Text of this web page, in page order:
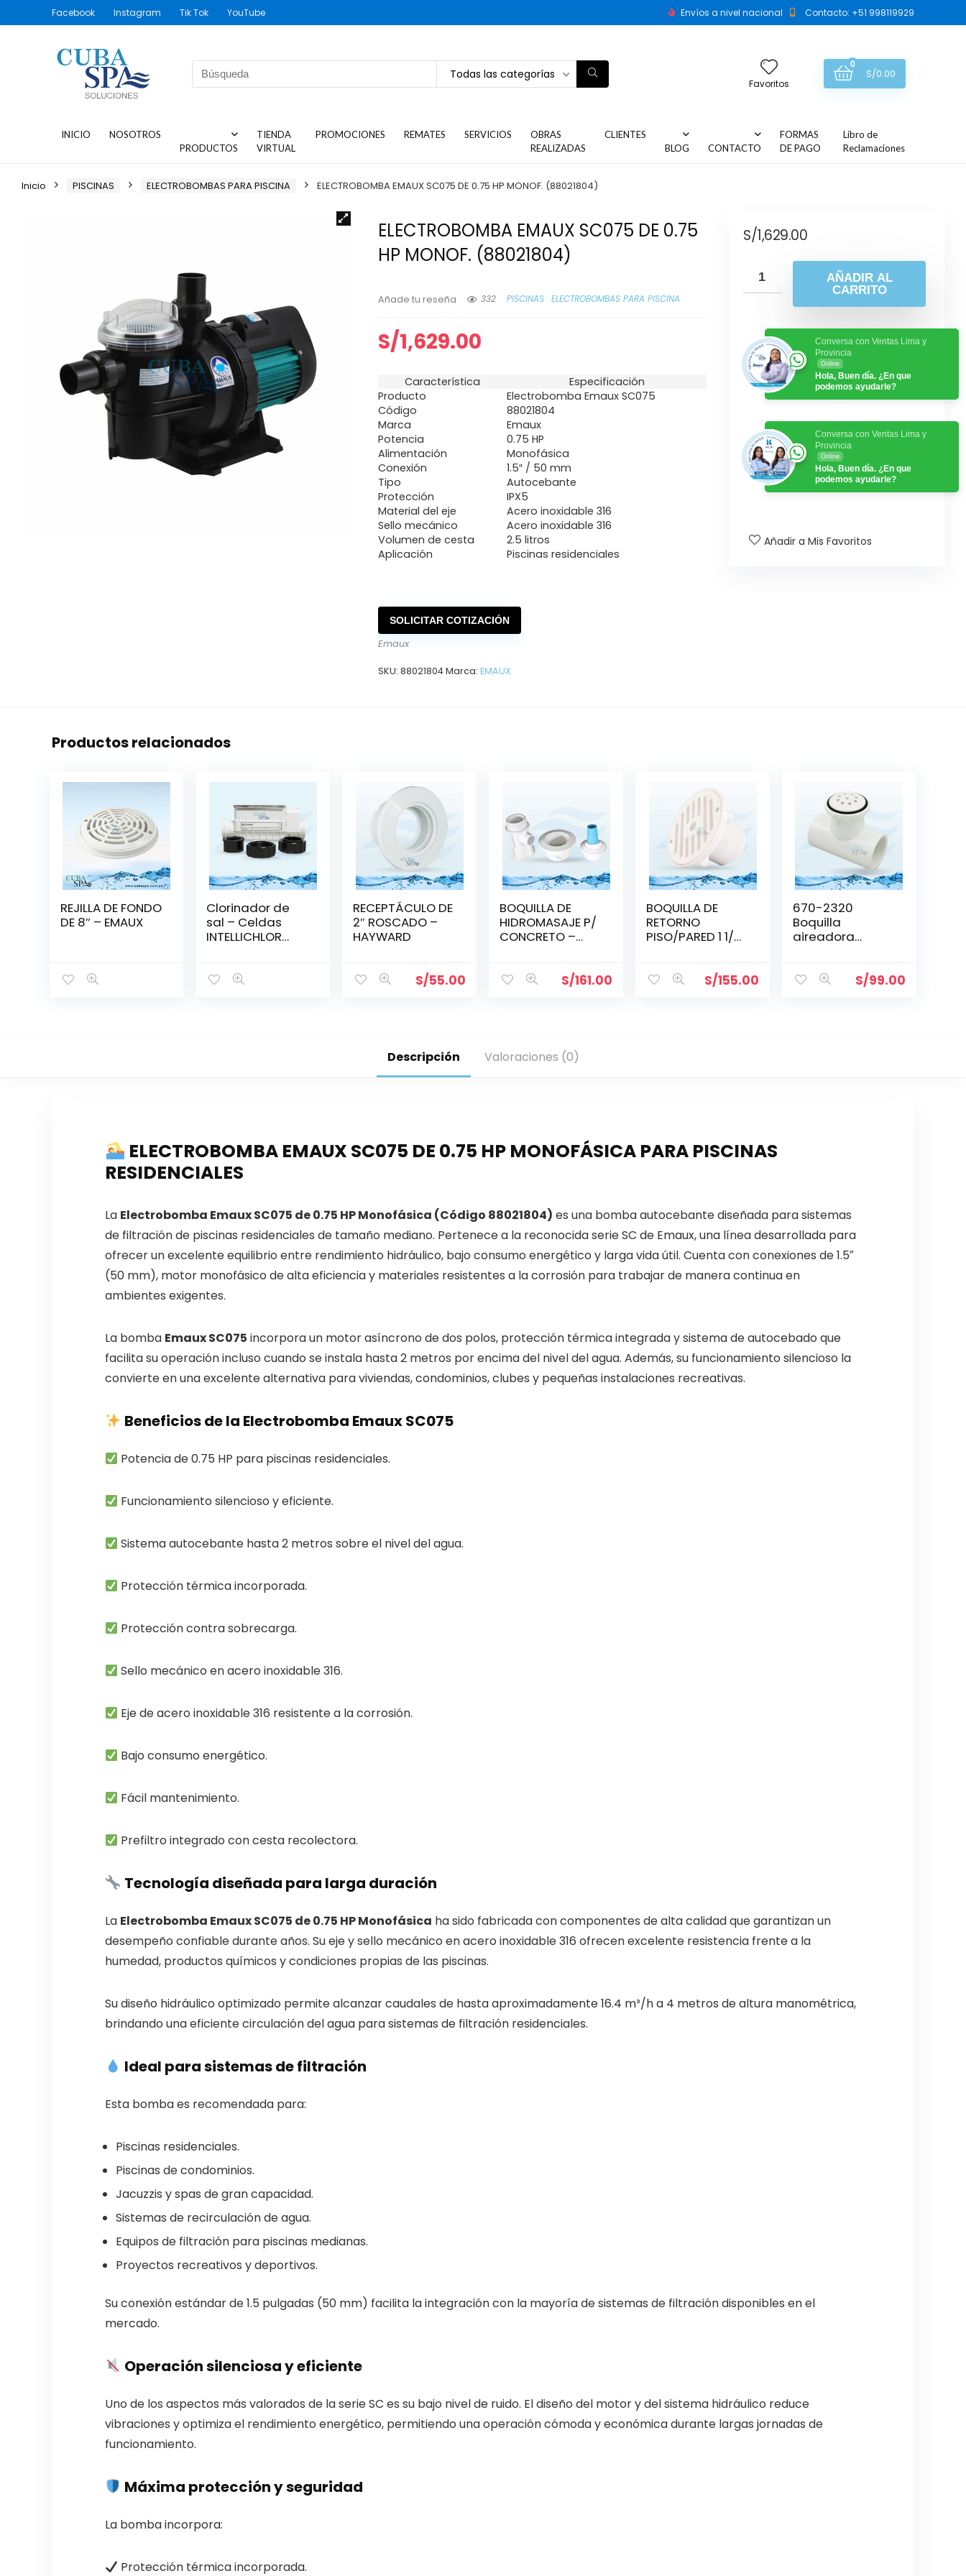
Facebook Instagram Tik Tok YouTube Envíos a nivel nacional Contacto: +51 998119929
Todas las categorías
Favoritos
0
S/0.00
INICIO
NOSOTROS
PRODUCTOS
TIENDA
VIRTUAL
PROMOCIONES REMATES SERVICIOS
OBRAS
REALIZADAS
CLIENTES
BLOG
CONTACTO
FORMAS
DE PAGO
Libro de
Reclamaciones
Inicio PISCINAS ELECTROBOMBAS PARA PISCINA ELECTROBOMBA EMAUX SC075 DE 0.75 HP MONOF. (88021804)
ELECTROBOMBA EMAUX SC075 DE 0.75
HP MONOF. (88021804)
Añade tu reseña 332 PISCINAS ELECTROBOMBAS PARA PISCINA
S/1,629.00
Característica
Especificación
Producto
Electrobomba Emaux SC075
Código
88021804
Marca
Emaux
Potencia
0.75 HP
Alimentación
Monofásica
Conexión
1.5″ / 50 mm
Tipo
Autocebante
Protección
IPX5
Material del eje
Acero inoxidable 316
Sello mecánico
Acero inoxidable 316
Volumen de cesta
2.5 litros
Aplicación
Piscinas residenciales
SOLICITAR COTIZACIÓN
Emaux
SKU:88021804Marca:EMAUX
S/1,629.00
AÑADIR AL
CARRITO
Conversa con Ventas Lima y
Provincia
Online
Hola, Buen día. ¿En que
podemos ayudarle?
Conversa con Ventas Lima y
Provincia
Online
Hola, Buen día. ¿En que
podemos ayudarle?
Añadir a Mis Favoritos
Productos relacionados
REJILLA DE FONDO
DE 8″ – EMAUX
Clorinador de
sal – Celdas
INTELLICHLOR
RECEPTÁCULO DE
2″ ROSCADO –
HAYWARD
S/55.00
BOQUILLA DE
HIDROMASAJE P/
CONCRETO –
S/161.00
BOQUILLA DE
RETORNO
PISO/PARED 1 1/2
S/155.00
670-2320
Boquilla
aireadora
S/99.00
Descripción Valoraciones (0)
ELECTROBOMBA EMAUX SC075 DE 0.75 HP MONOFÁSICA PARA PISCINAS
RESIDENCIALES
La Electrobomba Emaux SC075 de 0.75 HP Monofásica (Código 88021804) es una bomba autocebante diseñada para sistemas
de filtración de piscinas residenciales de tamaño mediano. Pertenece a la reconocida serie SC de Emaux, una línea desarrollada para
ofrecer un excelente equilibrio entre rendimiento hidráulico, bajo consumo energético y larga vida útil. Cuenta con conexiones de 1.5″
(50 mm), motor monofásico de alta eficiencia y materiales resistentes a la corrosión para trabajar de manera continua en
ambientes exigentes.
La bomba Emaux SC075 incorpora un motor asíncrono de dos polos, protección térmica integrada y sistema de autocebado que
facilita su operación incluso cuando se instala hasta 2 metros por encima del nivel del agua. Además, su funcionamiento silencioso la
convierte en una excelente alternativa para viviendas, condominios, clubes y pequeñas instalaciones recreativas.
Beneficios de la Electrobomba Emaux SC075
Potencia de 0.75 HP para piscinas residenciales.
Funcionamiento silencioso y eficiente.
Sistema autocebante hasta 2 metros sobre el nivel del agua.
Protección térmica incorporada.
Protección contra sobrecarga.
Sello mecánico en acero inoxidable 316.
Eje de acero inoxidable 316 resistente a la corrosión.
Bajo consumo energético.
Fácil mantenimiento.
Prefiltro integrado con cesta recolectora.
Tecnología diseñada para larga duración
La Electrobomba Emaux SC075 de 0.75 HP Monofásica ha sido fabricada con componentes de alta calidad que garantizan un
desempeño confiable durante años. Su eje y sello mecánico en acero inoxidable 316 ofrecen excelente resistencia frente a la
humedad, productos químicos y condiciones propias de las piscinas.
Su diseño hidráulico optimizado permite alcanzar caudales de hasta aproximadamente 16.4 m³/h a 4 metros de altura manométrica,
brindando una eficiente circulación del agua para sistemas de filtración residenciales.
Ideal para sistemas de filtración
Esta bomba es recomendada para:
Piscinas residenciales.
Piscinas de condominios.
Jacuzzis y spas de gran capacidad.
Sistemas de recirculación de agua.
Equipos de filtración para piscinas medianas.
Proyectos recreativos y deportivos.
Su conexión estándar de 1.5 pulgadas (50 mm) facilita la integración con la mayoría de sistemas de filtración disponibles en el
mercado.
Operación silenciosa y eficiente
Uno de los aspectos más valorados de la serie SC es su bajo nivel de ruido. El diseño del motor y del sistema hidráulico reduce
vibraciones y optimiza el rendimiento energético, permitiendo una operación cómoda y económica durante largas jornadas de
funcionamiento.
Máxima protección y seguridad
La bomba incorpora:
Protección térmica incorporada.